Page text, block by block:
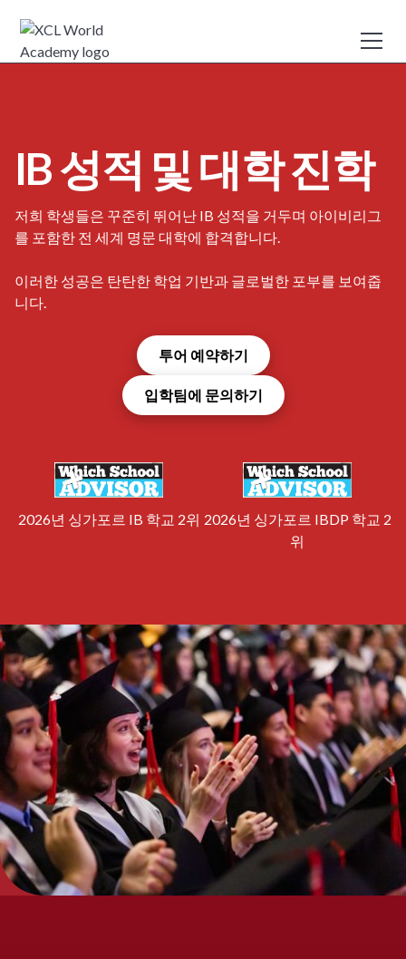
IB 성적 및 대학 진학
저희 학생들은 꾸준히 뛰어난 IB 성적을 거두며 아이비리그
를 포함한 전 세계 명문 대학에 합격합니다.
이러한 성공은 탄탄한 학업 기반과 글로벌한 포부를 보여줍
니다.
투어 예약하기
입학팀에 문의하기
2026년 싱가포르 IB 학교 2위 2026년 싱가포르 IBDP 학교 2
위